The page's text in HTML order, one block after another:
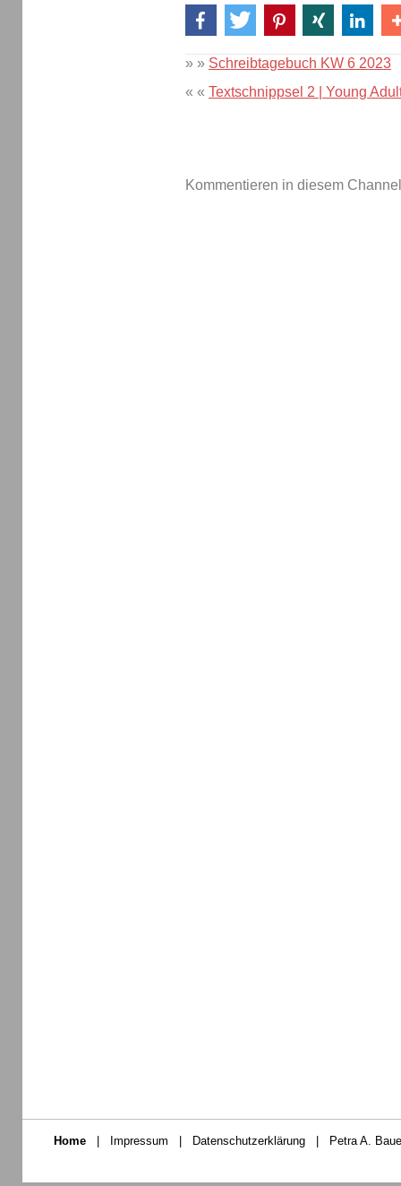
» » Schreibtagebuch KW 6 2023
« « Textschnippsel 2 | Young
Kommentieren in diesem
Home Impressum Datenschutzerklärung Petra A.